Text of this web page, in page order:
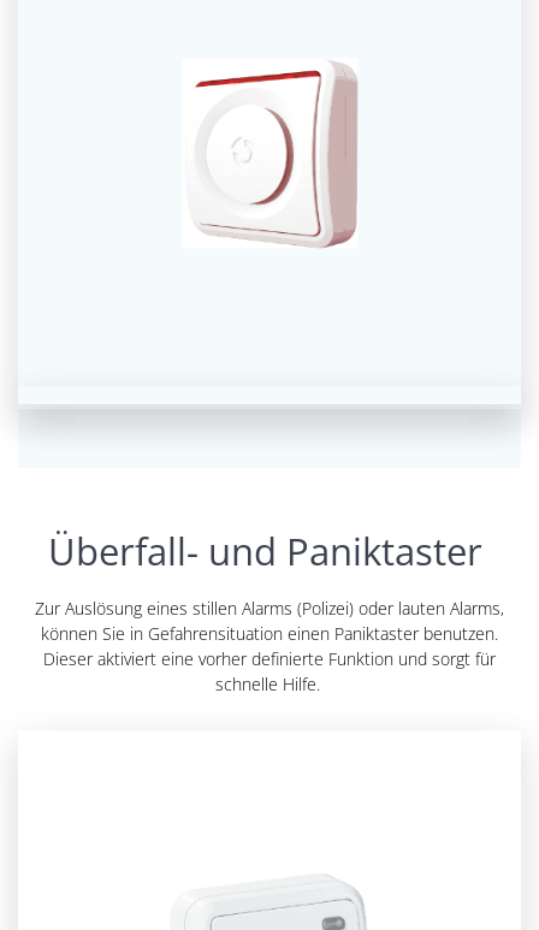
Überfall- und Paniktaster
Zur Auslösung eines stillen Alarms (Polizei) oder lauten Alarms,
können Sie in Gefahrensituation einen Paniktaster benutzen.
Dieser aktiviert eine vorher definierte Funktion und sorgt für
schnelle Hilfe.